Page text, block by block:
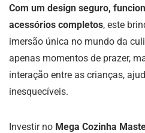
Com um design seguro,
acessórios completos, este
imersão única no mundo da
apenas momentos de prazer,
interação entre as crianças,
inesquecíveis.
Investir no Mega Cozinha